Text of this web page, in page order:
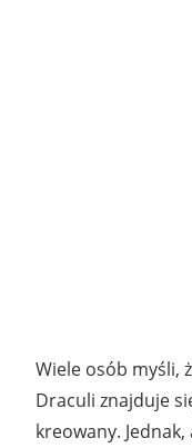
Wiele osób myśli,
Draculi znajduje
kreowany.